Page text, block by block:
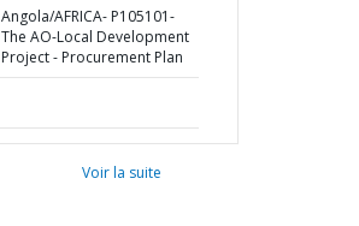
Angola/AFRICA- P105101-
The AO-Local Development
Project - Procurement Plan
Voir la suite